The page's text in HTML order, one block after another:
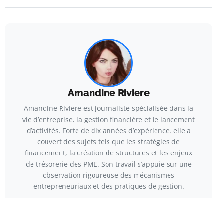
Amandine Riviere
Amandine Riviere est journaliste spécialisée dans la
vie d’entreprise, la gestion financière et le lancement
d’activités. Forte de dix années d’expérience, elle a
couvert des sujets tels que les stratégies de
financement, la création de structures et les enjeux
de trésorerie des PME. Son travail s’appuie sur une
observation rigoureuse des mécanismes
entrepreneuriaux et des pratiques de gestion.